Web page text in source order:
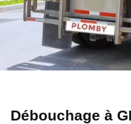
Débouchage à